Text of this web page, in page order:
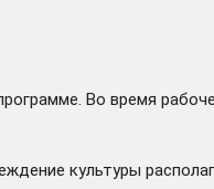
Во время
культуры